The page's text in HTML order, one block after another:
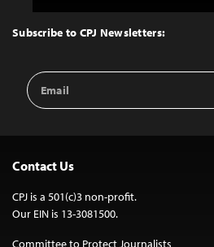
Top
Subscribe to CPJ Newsletters:
Email
Address
Contact Us
CPJ is a 501(c)3 non-profit.
Our EIN is 13-3081500.
Committee to Protect Journalists